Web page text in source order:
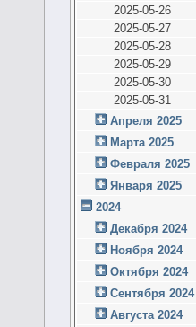
2025-05-26
2025-05-27
2025-05-28
2025-05-29
2025-05-30
2025-05-31
Апреля 2025
Марта 2025
Февраля 2025
Января 2025
2024
Декабря 2024
Ноября 2024
Октября 2024
Сентября 2024
Августа 2024